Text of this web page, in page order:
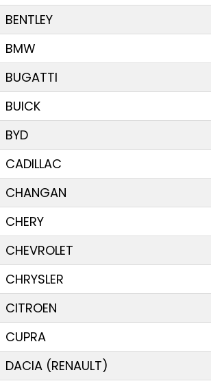
BENTLEY
BMW
BUGATTI
BUICK
BYD
CADILLAC
CHANGAN
CHERY
CHEVROLET
CHRYSLER
CITROEN
CUPRA
DACIA (RENAULT)